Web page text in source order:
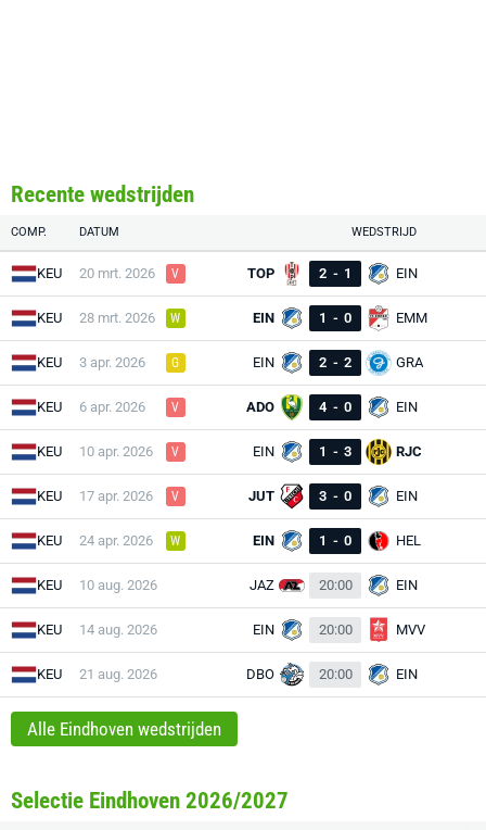
Recente wedstrijden
COMP. DATUM WEDSTRIJD
KEU 20 mrt. 2026 V TOP 2 - 1 EIN
KEU 28 mrt. 2026 W EIN 1 - 0 EMM
KEU 3 apr. 2026 G EIN 2 - 2 GRA
KEU 6 apr. 2026 V ADO 4 - 0 EIN
KEU 10 apr. 2026 V EIN 1 - 3 RJC
KEU 17 apr. 2026 V JUT 3 - 0 EIN
KEU 24 apr. 2026 W EIN 1 - 0 HEL
KEU 10 aug. 2026 JAZ 20:00 EIN
KEU 14 aug. 2026 EIN 20:00 MVV
KEU 21 aug. 2026 DBO 20:00 EIN
Alle Eindhoven wedstrijden
Selectie Eindhoven 2026/2027